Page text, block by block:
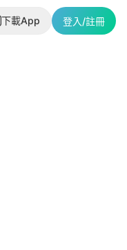
下載App 登入/註冊